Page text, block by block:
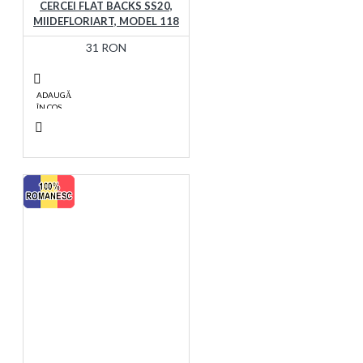
CERCEI FLAT BACKS SS20,
MIIDEFLORIART, MODEL 118
31 RON
ADAUGĂ
ÎN COŞ